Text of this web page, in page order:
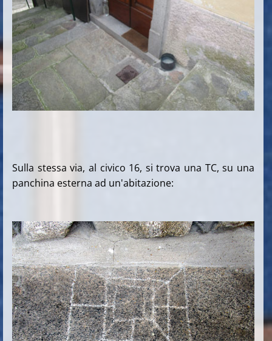
Sulla stessa via, al civico 16, si trova una TC, su una
panchina esterna ad un'abitazione: